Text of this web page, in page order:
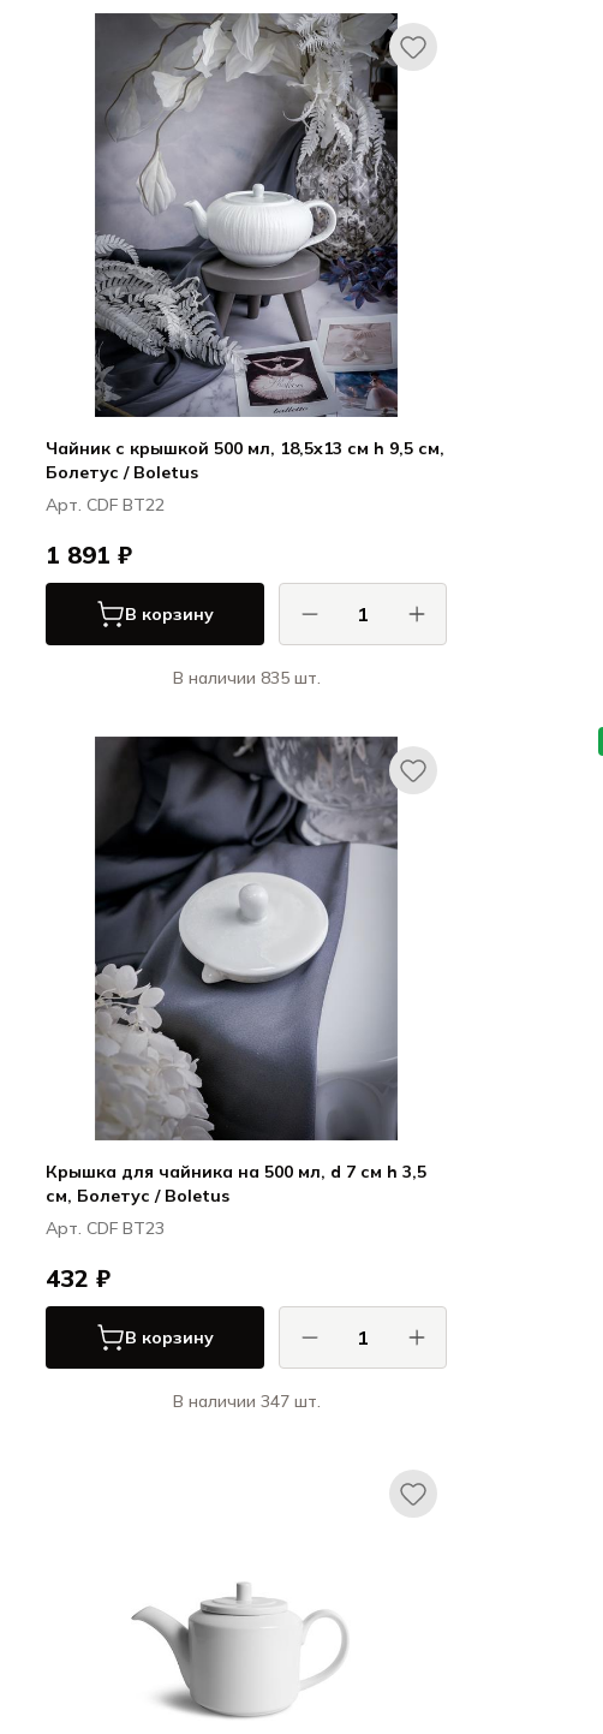
Все для гостиниц
Чайник с крышкой 500 мл, 18,5x13 см h 9,5 см,
Болетус / Boletus
Арт. CDF BT22
1 891 ₽
В корзину
В наличии 835 шт.
Крышка для чайника на 500 мл, d 7 см h 3,5
см, Болетус / Boletus
Арт. CDF BT23
432 ₽
В корзину
В наличии 347 шт.